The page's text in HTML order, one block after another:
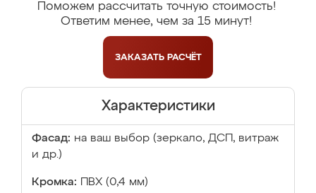
Поможем рассчитать точную стоимость!
Ответим менее, чем за 15 минут!
ЗАКАЗАТЬ РАСЧЁТ
Характеристики
Фасад: на ваш выбор (зеркало, ДСП, витраж
и др.)
Кромка: ПВХ (0,4 мм)